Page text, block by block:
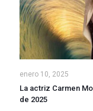
enero 10, 2025
La actriz Carmen
de 2025